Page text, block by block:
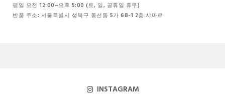
평일 오전 12:00~오후 5:00 (토, 일, 공휴일 휴무)
반품 주소: 서울특별시 성북구 동선동 5가 68-1 2층 샤마르
INSTAGRAM